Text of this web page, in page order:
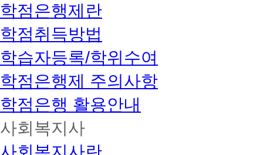
학점은행제란
학점취득방법
학습자등록/학위수여
학점은행제 주의사항
학점은행 활용안내
사회복지사